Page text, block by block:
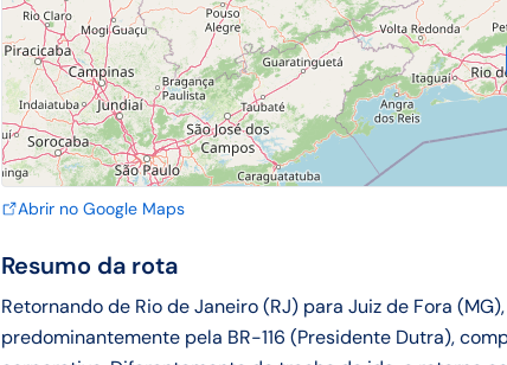
Abrir no Google Maps
Resumo da rota
Retornando de Rio de Janeiro (RJ) para Juiz de Fora
predominantemente pela BR-116 (Presidente Dutra),